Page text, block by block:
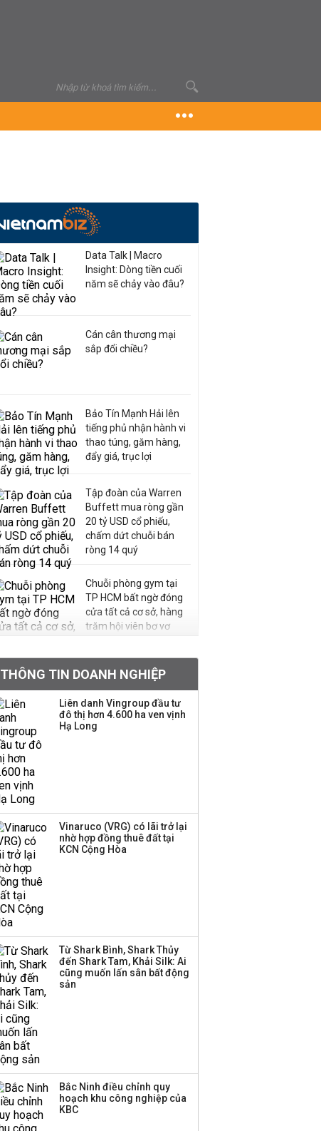
Data Talk | Macro
Insight: Dòng tiền cuối
năm sẽ chảy vào đâu?
Cán cân thương mại
sắp đổi chiều?
Bảo Tín Mạnh Hải lên
tiếng phủ nhận hành vi
thao túng, găm hàng,
đẩy giá, trục lợi
Tập đoàn của Warren
Buffett mua ròng gần
20 tỷ USD cổ phiếu,
chấm dứt chuỗi bán
ròng 14 quý
Chuỗi phòng gym tại
TP HCM bất ngờ đóng
cửa tất cả cơ sở, hàng
trăm hội viên bơ vơ
tiếng đứng sau tiệm
vàng Mi Hồng: Từ phụ
xe, sửa đồ điện tử cũ
đến gây dựng thương
hiệu hơn 35 năm tuổi
PNJ công bố thông tin
quyền tùy ý áp thuế
100% lên những đối tác
thương mại hàng đầu?
THÔNG TIN DOANH NGHIỆP
Liên danh Vingroup đầu tư
đô thị hơn 4.600 ha ven vịnh
Hạ Long
Vinaruco (VRG) có lãi trở lại
nhờ hợp đồng thuê đất tại
KCN Cộng Hòa
Từ Shark Bình, Shark Thủy
đến Shark Tam, Khải Silk: Ai
cũng muốn lấn sân bất động
sản
Bắc Ninh điều chỉnh quy
hoạch khu công nghiệp của
KBC